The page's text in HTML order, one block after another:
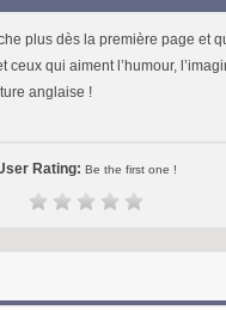
plus dès la première page et
ceux qui aiment l’humour,
anglaise !
Rating: Be the first one !